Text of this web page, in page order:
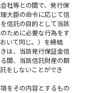
社等との間で、発行保
大臣の命令に応じて信
信託の目的として当該
ために必要な行為をす
いて同じ。）を締結
は、当該発行保証金信
間、当該信託財産の額
をしないことができ
をその内容とするもの